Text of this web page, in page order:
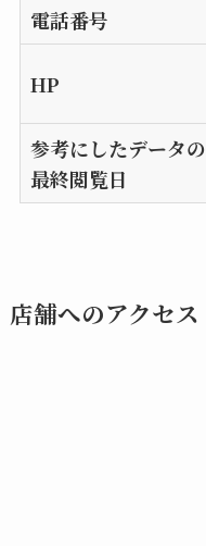
電話番号
HP
参考にしたデータの
最終閲覧日
店舗へのアクセス